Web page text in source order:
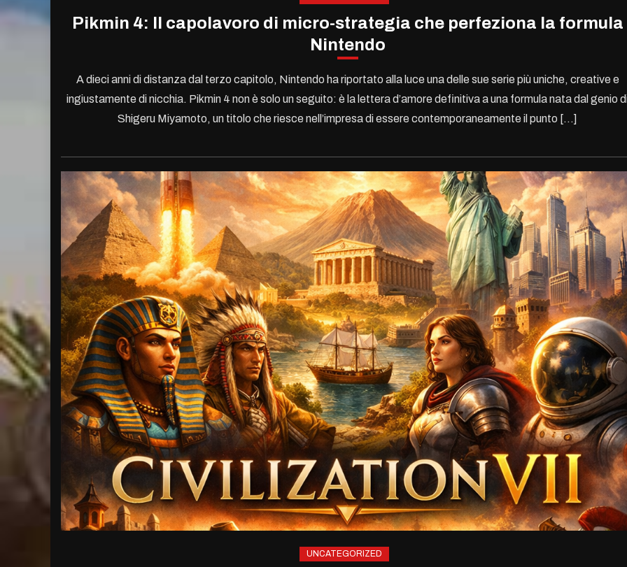
Pikmin 4: Il capolavoro di micro-strategia che perfeziona la formula
Nintendo
A dieci anni di distanza dal terzo capitolo, Nintendo ha riportato alla luce una delle sue serie più uniche, creative e
ingiustamente di nicchia. Pikmin 4 non è solo un seguito: è la lettera d’amore definitiva a una formula nata dal genio
Shigeru Miyamoto, un titolo che riesce nell’impresa di essere contemporaneamente il punto […]
UNCATEGORIZED